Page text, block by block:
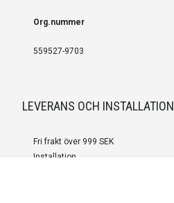
Org.nummer
559527-9703
LEVERANS OCH INSTALLATION
Fri frakt över 999 SEK
Installation